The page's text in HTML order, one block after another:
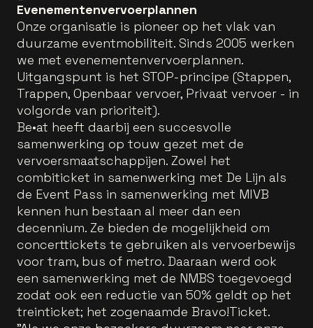
Evenementenvervoerplannen
Onze organisatie is pioneer op het vlak van
duurzame eventmobiliteit. Sinds 2005 werken
we met evenementenvervoerplannen.
Uitgangspunt is het STOP-principe (Stappen,
Trappen, Openbaar vervoer, Privaat vervoer - in
volgorde van prioriteit).
Be•at heeft daarbij een succesvolle
samenwerking op touw gezet met de
vervoersmaatschappijen. Zowel het
combiticket in samenwerking met De Lijn als
de Event Pass in samenwerking met MIVB
kennen hun bestaan al meer dan een
decennium. Ze bieden de mogelijkheid om
concerttickets te gebruiken als vervoerbewijs
voor tram, bus of metro. Daaraan werd ook
een samenwerking met de NMBS toegevoegd
zodat ook een reductie van 50% geldt op het
treinticket; het zogenaamde Bravo!Ticket.